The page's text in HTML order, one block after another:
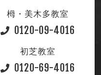
栂・美木多教室
0120-09-4016
初芝教室
0120-69-4016